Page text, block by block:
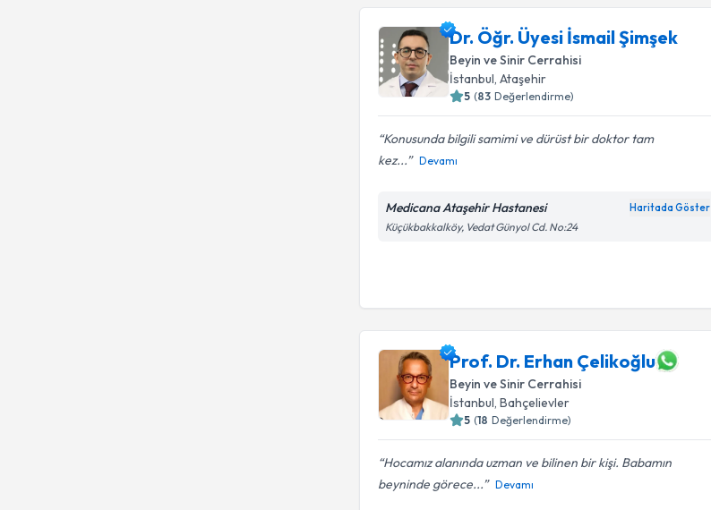
Dr. Öğr. Üyesi İsmail Şimşek
Beyin ve Sinir Cerrahisi
İstanbul , Ataşehir
5 (83 Değerlendirme)
Konusunda bilgili samimi ve dürüst bir doktor tam
kez...
Devamı
Medicana Ataşehir Hastanesi Haritada Göster
Küçükbakkalköy, Vedat Günyol Cd. No:24
Prof. Dr. Erhan Çelikoğlu
Beyin ve Sinir Cerrahisi
İstanbul, Bahçelievler
5 (18 Değerlendirme)
Hocamız alanında uzman ve bilinen bir kişi. Babamın
beyninde görece...
Devamı